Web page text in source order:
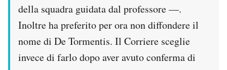
della squadra guidata dal professore —.
Inoltre ha preferito per ora non diffondere il
nome di De Tormentis. Il Corriere sceglie
invece di farlo dopo aver avuto conferma di